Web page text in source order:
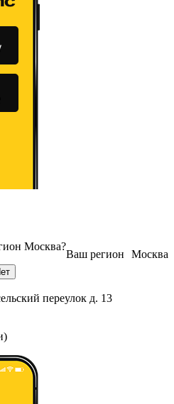
Москва
Ваш регион
Москва?
переулок д. 13